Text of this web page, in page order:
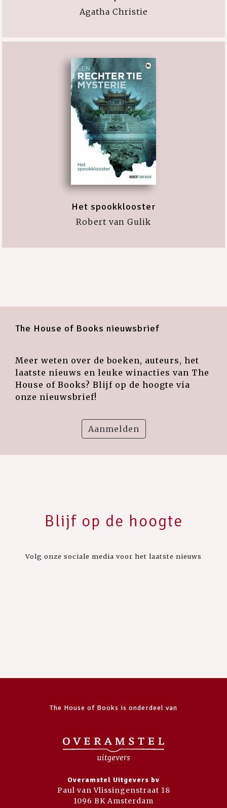
Agatha Christie
Het spookklooster
Robert van Gulik
The House of Books nieuwsbrief
Meer weten over de boeken, auteurs, het
laatste nieuws en leuke winacties van The
House of Books? Blijf op de hoogte via
onze nieuwsbrief!
Aanmelden
Blijf op de hoogte
Volg onze sociale media voor het laatste nieuws
The House of Books is onderdeel van
Overamstel Uitgevers bv
Paul van Vlissingenstraat 18
1096 BK Amsterdam